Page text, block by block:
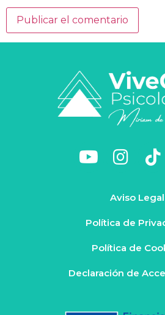
Aviso Legal
Política de
Política de
Declaración de